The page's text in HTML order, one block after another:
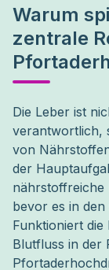
Warum
zentrale
Die Leber ist
verantwortlich,
von
der
bevor es in den
Funktioniert
Blutfluss in der